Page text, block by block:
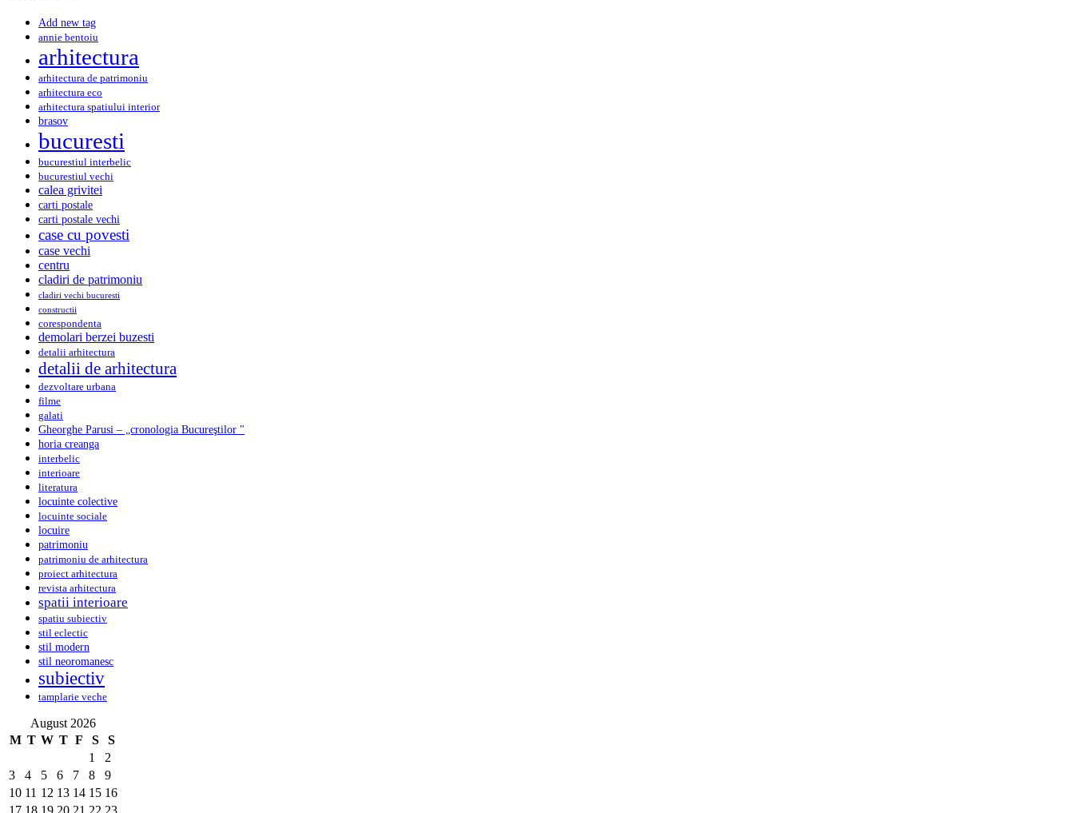
Add new tag
annie bentoiu
arhitectura
arhitectura de patrimoniu
arhitectura eco
arhitectura spatiului interior
brasov
bucuresti
bucurestiul interbelic
bucurestiul vechi
calea grivitei
carti postale
carti postale vechi
case cu povesti
case vechi
centru
cladiri de patrimoniu
cladiri vechi bucuresti
constructii
corespondenta
demolari berzei buzesti
detalii arhitectura
detalii de arhitectura
dezvoltare urbana
filme
galati
Gheorghe Parusi – „cronologia Bucureştilor "
horia creanga
interbelic
interioare
literatura
locuinte colective
locuinte sociale
locuire
patrimoniu
patrimoniu de arhitectura
proiect arhitectura
revista arhitectura
spatii interioare
spatiu subiectiv
stil eclectic
stil modern
stil neoromanesc
subiectiv
tamplarie veche
August 2026
M T W T F S
S
1
2
3
4 5 6 7 8
9
10 11 12 13 14 15 16
17 18 19 20 21 22 23